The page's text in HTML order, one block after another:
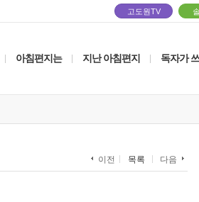
고도원TV
아침편지는 지난 아침편지 독자가
이전 목록 다음